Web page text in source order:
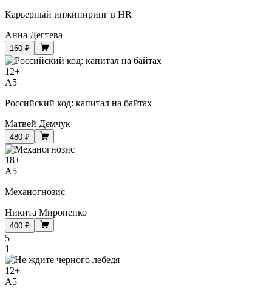
Карьерный инжиниринг в HR
Анна Дегтева
160 ₽
12+
A5
Российский код: капитал на байтах
Матвей Демчук
480 ₽
18+
A5
Механогнозис
Никита Мироненко
400 ₽
5
1
12+
A5